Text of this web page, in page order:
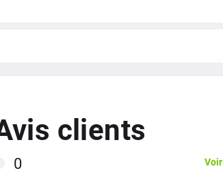
proximité, compass
clients
0